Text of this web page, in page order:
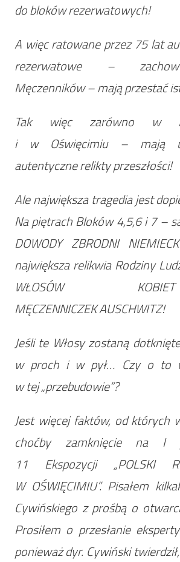
do bloków rezerwatowych!
A więc ratowane przez 75 lat
rezerwatowe –
Męczenników – mają przestać
Tak więc zarówno w
i w Oświęcimiu – mają
autentyczne relikty przeszłości!
Ale największa tragedia jest
Na piętrach Bloków 4,5,6 i 7 –
DOWODY ZBRODNI
największa relikwia Rodziny
WŁOSÓW
MĘCZENNICZEK AUSCHWITZ!
Jeśli te Włosy zostaną
w proch i w pył… Czy o to
w tej „przebudowie”?
Jest więcej faktów, od których
choćby zamknięcie na I
11 Ekspozycji „POLSKI
W OŚWIĘCIMIU”. Pisałem
Cywińskiego z prośbą o
Prosiłem o przesłanie
ponieważ dyr. Cywiński